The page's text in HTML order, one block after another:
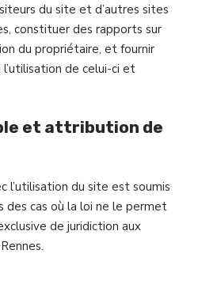
du site et d’autres sites
constituer des rapports sur
du propriétaire, et fournir
de celui-ci et
et attribution de
l’utilisation du site est soumis
des cas où la loi ne le permet
de juridiction aux